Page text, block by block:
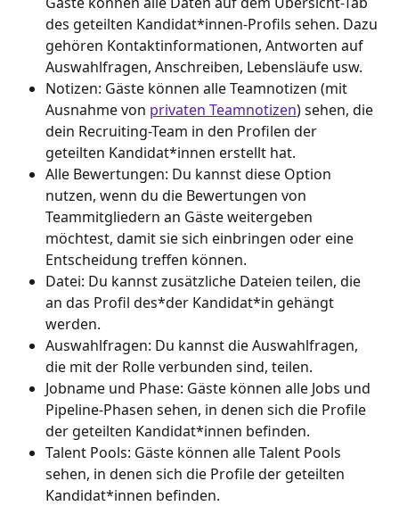
des geteilten Kandidat*innen-Profils sehen. Dazu
gehören Kontaktinformationen, Antworten auf
Auswahlfragen, Anschreiben, Lebensläufe usw.
Notizen: Gäste können alle Teamnotizen (mit
Ausnahme von privaten Teamnotizen) sehen, die
dein Recruiting-Team in den Profilen der
geteilten Kandidat*innen erstellt hat.
Alle Bewertungen: Du kannst diese Option
nutzen, wenn du die Bewertungen von
Teammitgliedern an Gäste weitergeben
möchtest, damit sie sich einbringen oder eine
Entscheidung treffen können.
Datei: Du kannst zusätzliche Dateien teilen, die
an das Profil des*der Kandidat*in gehängt
werden.
Auswahlfragen: Du kannst die Auswahlfragen,
die mit der Rolle verbunden sind, teilen.
Jobname und Phase: Gäste können alle Jobs und
Pipeline-Phasen sehen, in denen sich die Profile
der geteilten Kandidat*innen befinden.
Talent Pools: Gäste können alle Talent Pools
sehen, in denen sich die Profile der geteilten
Kandidat*innen befinden.